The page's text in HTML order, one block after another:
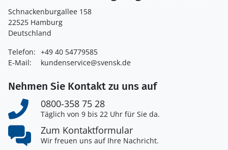
Schnackenburgallee 158
22525 Hamburg
Deutschland
Telefon: +49 40 54779585
E-Mail:
kundenservice@svensk.de
Nehmen Sie Kontakt zu uns auf
0800-358 75 28
Täglich von 9 bis 22 Uhr für Sie da.
Zum Kontaktformular
Wir freuen uns auf Ihre Nachricht.